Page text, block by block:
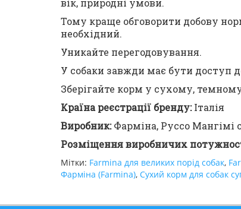
вік, природні умови.
Тому краще обговорити добову
необхідний.
Уникайте перегодовування.
У собаки завжди має бути доступ
Зберігайте корм у сухому,
Країна реєстрації бренду:Італія
Виробник:Фарміна, Руссо Мангімі
Розміщення виробничих
Мітки: Farmina для великих порід собак,
Фарміна (Farmina), Сухий корм для собак